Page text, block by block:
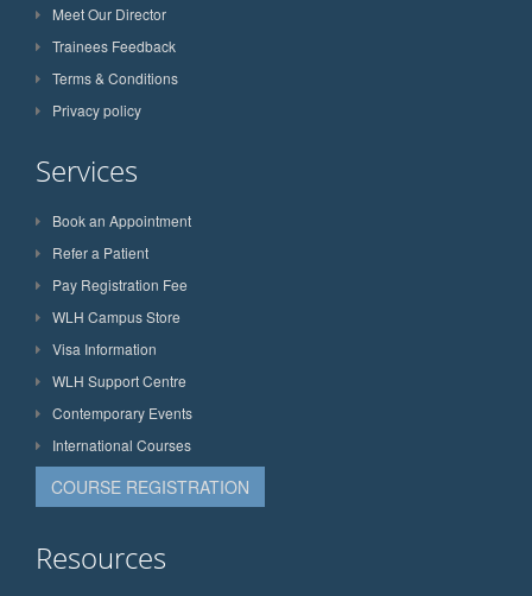
Meet Our Director
Trainees Feedback
Terms & Conditions
Privacy policy
Services
Book an Appointment
Refer a Patient
Pay Registration Fee
WLH Campus Store
Visa Information
WLH Support Centre
Contemporary Events
International Courses
COURSE REGISTRATION
Resources